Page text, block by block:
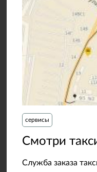
сервисы
​Смотри
Служба заказа